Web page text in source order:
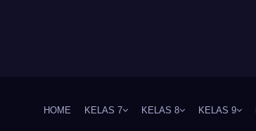
HOME KELAS 7 KELAS 8 KELAS 9